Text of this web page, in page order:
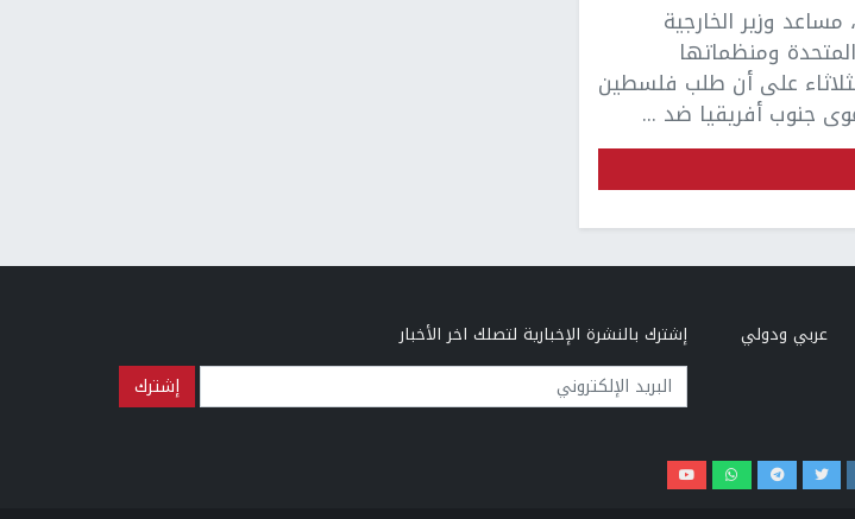
وزير الخارجية
ومنظماتها
على أن طلب فلسطين
جنوب أفريقيا ضد ...
عربي ودولي
إشترك بالنشرة الإخبارية لتصلك اخر الأخبار
البريد الإلكتروني